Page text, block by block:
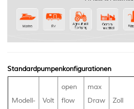
Standardpumpenkonfigurationen
Modell- Volt
open
flow
max
Draw
Zoll